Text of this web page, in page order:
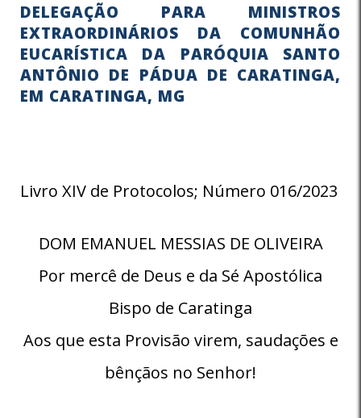
DELEGAÇÃO PARA MINISTROS
EXTRAORDINÁRIOS DA COMUNHÃO
EUCARÍSTICA DA PARÓQUIA SANTO
ANTÔNIO DE PÁDUA DE CARATINGA,
EM CARATINGA, MG
Livro XIV de Protocolos; Número 016/2023
DOM EMANUEL MESSIAS DE OLIVEIRA
Por mercê de Deus e da Sé Apostólica
Bispo de Caratinga
Aos que esta Provisão virem, saudações e
bênçãos no Senhor!